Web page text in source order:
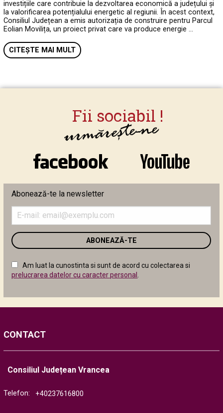
investițiile care contribuie la dezvoltarea economică a județului și
la valorificarea potențialului energetic al regiunii. În acest context,
Consiliul Județean a emis autorizația de construire pentru Parcul
Eolian Movilița, un proiect privat care va produce energie …
CITEȘTE MAI MULT
Abonează-te la newsletter
Introduceți
adresa
email
în
următor
Am luat la cunostinta si sunt de acord cu colectarea si
prelucrarea datelor cu caracter personal
CONTACT
Consiliul Județean Vrancea
Telefon: +40237616800